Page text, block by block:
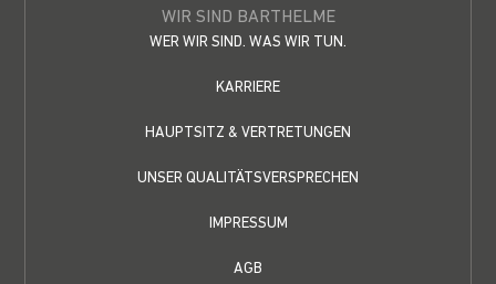
WIR SIND BARTHELME
WER WIR SIND. WAS WIR TUN.
KARRIERE
HAUPTSITZ & VERTRETUNGEN
UNSER QUALITÄTSVERSPRECHEN
IMPRESSUM
AGB